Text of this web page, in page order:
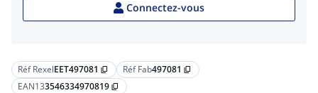
Réf RexelEET497081 content_copy Réf Fab497081 content_copy
EAN133546334970819 content_copy
Connectez-vous